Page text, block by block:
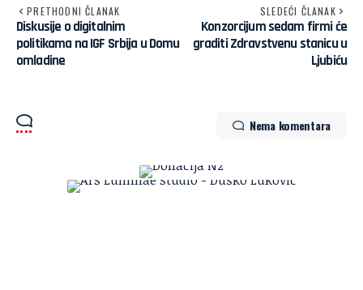
PRETHODNI ČLANAK
Diskusije o digitalnim
politikama na IGF Srbija u Domu
omladine
SLEDEĆI ČLANAK
Konzorcijum sedam firmi će
graditi Zdravstvenu stanicu u
Ljubiću
Nema komentara